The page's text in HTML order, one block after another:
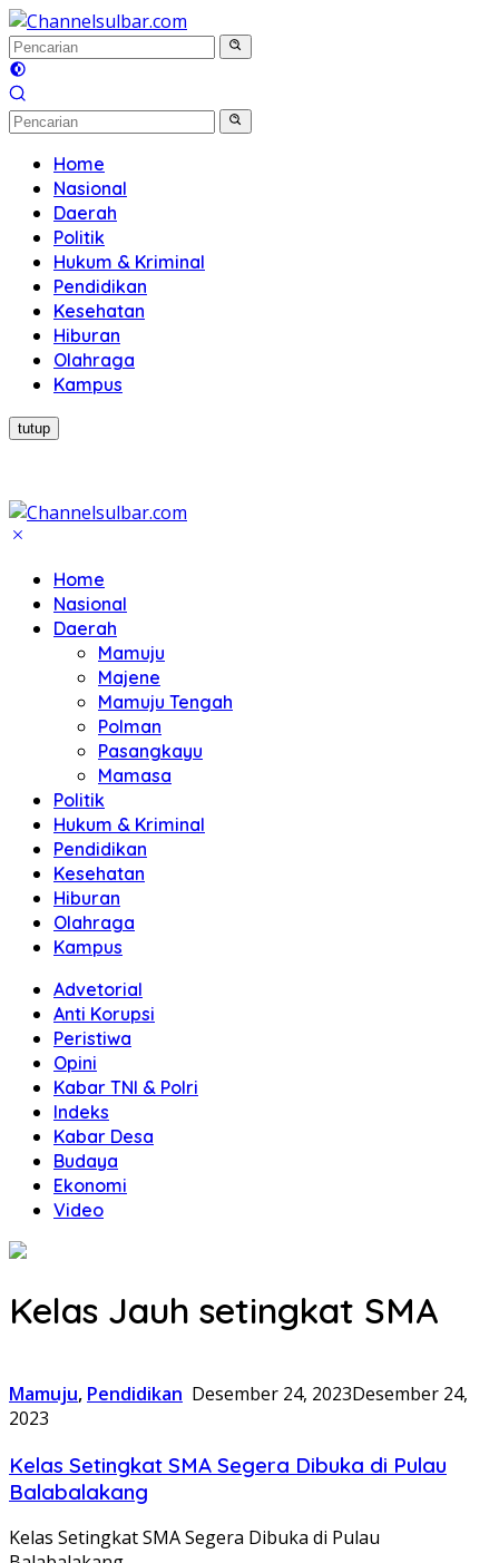
Langsung
ke
konten
Home
Nasional
Daerah
Politik
Hukum & Kriminal
Pendidikan
Kesehatan
Hiburan
Olahraga
Kampus
tutup
Home
Nasional
Daerah
Mamuju
Majene
Mamuju Tengah
Polman
Pasangkayu
Mamasa
Politik
Hukum & Kriminal
Pendidikan
Kesehatan
Hiburan
Olahraga
Kampus
Advetorial
Anti Korupsi
Peristiwa
Opini
Kabar TNI & Polri
Indeks
Kabar Desa
Budaya
Ekonomi
Video
Kelas Jauh setingkat SMA
Mamuju, Pendidikan Desember 24, 2023Desember 24,
2023
Kelas Setingkat SMA Segera Dibuka di Pulau
Balabalakang
Kelas Setingkat SMA Segera Dibuka di Pulau